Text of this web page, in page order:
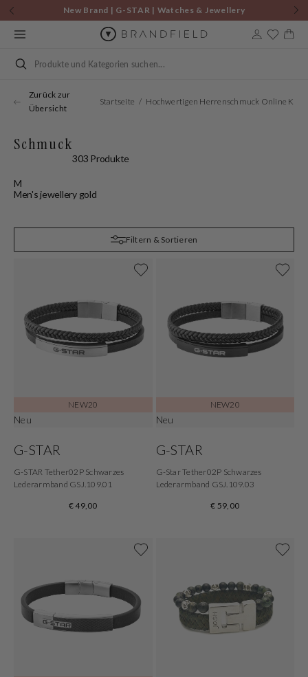
Zum
Inhalt
springen
New Brand | G-STAR | Watches & Jewellery
9to5 Edit | Gratis Tasche ab €75!
Suchen
Zurück zur
Übersicht
Startseite Hochwertigen Herrenschmuck Online
Schmuck
303 Produkte
M
Men's jewellery gold
Filtern & Sortieren
NEW20
Neu
G-STAR
G-STAR Tether02P Schwarzes
Lederarmband GSJ.109.01
€ 49,00
NEW20
Neu
G-STAR
G-Star Tether02P Schwarzes
Lederarmband GSJ.109.03
€ 59,00